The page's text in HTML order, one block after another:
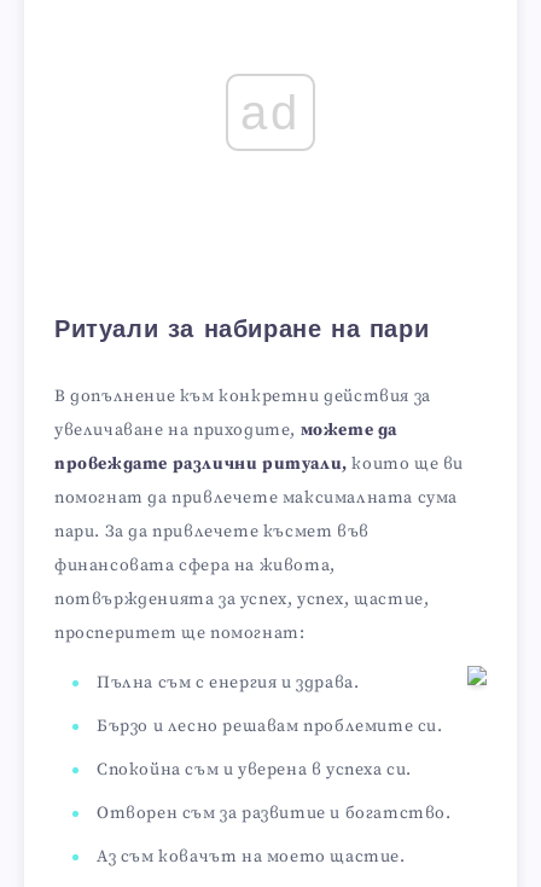
ad
Ритуали за набиране на пари
В допълнение към конкретни действия за
увеличаване на приходите, можете да
провеждате различни ритуали, които ще ви
помогнат да привлечете максималната сума
пари. За да привлечете късмет във
финансовата сфера на живота,
потвържденията за успех, успех, щастие,
просперитет ще помогнат:
Пълна съм с енергия и здрава.
Бързо и лесно решавам проблемите си.
Спокойна съм и уверена в успеха си.
Отворен съм за развитие и богатство.
Аз съм ковачът на моето щастие.